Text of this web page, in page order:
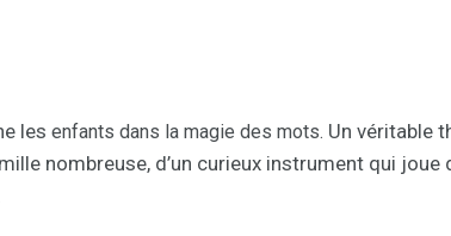
les enfants dans la magie des mots. Un véritable
nombreuse, d’un curieux instrument qui joue